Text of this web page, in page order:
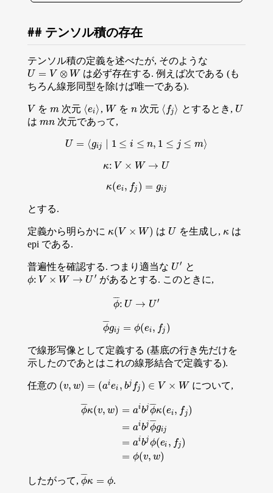
テンソル積の存在
テンソル積の定義を述べたが, そのような
U = V ⊗ W
U =V ⊗W
は必ず存在する. 例えば次である (も
ちろん線形同型を除けば唯一である).
V
V をm
m 次元 ⟨ei⟩
⟨ei⟩ , W
Wを n
n次元 ⟨ fj⟩
⟨ fj⟩ とするとき, U
U
は mn
mn 次元であって,
U = ⟨gij ∣ 1 ≤ i ≤ n, 1 ≤ j ≤ m⟩
U= gi j∣1 ≤ i≤n,1≤j ≤m ⟩
κ: V × W → U
κ:V× W→U
κ(ei, fj ) = gij
κ(e ,fj ) =gi j
とする.
定義から明らかに κ(V × W)
κ(V× W ) は U
U を生成し, κ
κは
epi である.
普遍性を確認する. つまり適当な U′
U′ と
ϕ: V × W → U ′
ϕ:V× W →U′ があるとする. このときに,
ϕ
¯¯
¯ : U → U ′
ϕ¯:U→ U′
ϕ
¯¯
¯
gij = ϕ(ei, fj )
ϕ¯ gij =ϕ(ei,f )
で線形写像として定義する (基底の行き先だけを
示したのであとはこれの線形結合で定義する).
任意の (v, w) = (aiei , bj fj ) ∈ V × W
(v,w)= aie i,bjfj)∈V× W について,
ϕ
¯¯
¯
κ(v, w) = aibjϕ
¯¯
¯
κ(ei, fj )
= aibjϕ
¯¯
¯
gij
= aibjϕ(ei , fj)
= ϕ(v, w)
aib jϕ ¯κ (ei,fj
したがって, ϕ
¯¯
¯
κ = ϕ
ϕ¯κ =ϕ .